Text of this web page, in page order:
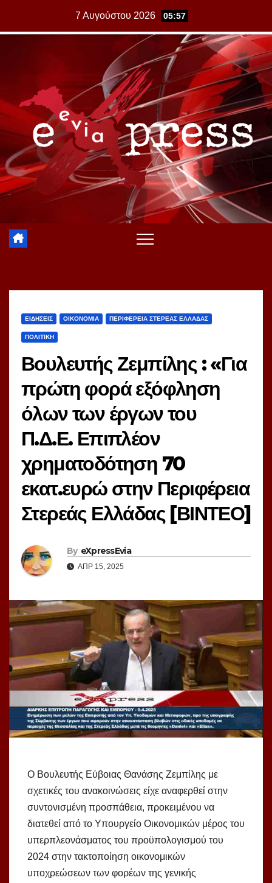
7 Αυγούστου 2026 05:57
ΕΙΔΗΣΕΙΣ ΟΙΚΟΝΟΜΙΑ ΠΕΡΙΦΕΡΕΙΑ ΣΤΕΡΕΑΣ ΕΛΛΑΔΑΣ
ΠΟΛΙΤΙΚΗ
Βουλευτής Ζεμπίλης : «Για
πρώτη φορά εξόφληση
όλων των έργων του
Π.Δ.Ε. Επιπλέον
χρηματοδότηση 70
εκατ.ευρώ στην Περιφέρεια
Στερεάς Ελλάδας [ΒΙΝΤΕΟ]
By eXpressEvia
ΑΠΡ 15, 2025
Ο Βουλευτής Εύβοιας Θανάσης Ζεμπίλης με
σχετικές του ανακοινώσεις είχε αναφερθεί στην
συντονισμένη προσπάθεια, προκειμένου να
διατεθεί από το Υπουργείο Οικονομικών μέρος του
υπερπλεονάσματος του προϋπολογισμού του
2024 στην τακτοποίηση οικονομικών
υποχρεώσεων των φορέων της γενικής